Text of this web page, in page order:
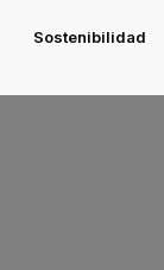
Sostenibilidad